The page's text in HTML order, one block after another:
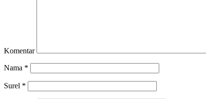
Komentar
Nama *
Surel *